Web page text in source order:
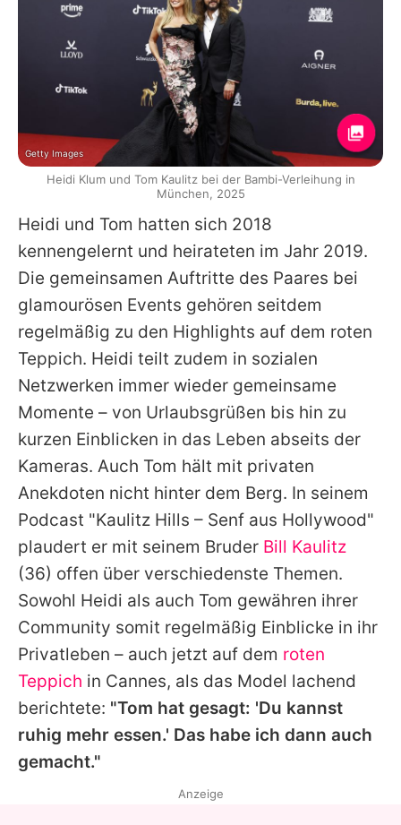
Heidi und Tom hatten sich 2018
kennengelernt und heirateten im Jahr 2019.
Die gemeinsamen Auftritte des Paares bei
glamourösen Events gehören seitdem
regelmäßig zu den Highlights auf dem roten
Teppich. Heidi teilt zudem in sozialen
Netzwerken immer wieder gemeinsame
Momente – von Urlaubsgrüßen bis hin zu
kurzen Einblicken in das Leben abseits der
Kameras. Auch Tom hält mit privaten
Anekdoten nicht hinter dem Berg. In seinem
Podcast "Kaulitz Hills – Senf aus Hollywood"
plaudert er mit seinem Bruder Bill Kaulitz
(36) offen über verschiedenste Themen.
Sowohl Heidi als auch Tom gewähren ihrer
Community somit regelmäßig Einblicke in ihr
Privatleben – auch jetzt auf dem roten
Teppich in Cannes, als das Model lachend
berichtete: "Tom hat gesagt: 'Du kannst
ruhig mehr essen.' Das habe ich dann auch
gemacht."
Getty Images
Heidi Klum und Tom Kaulitz bei der Bambi-Verleihung in
München, 2025
Anzeige